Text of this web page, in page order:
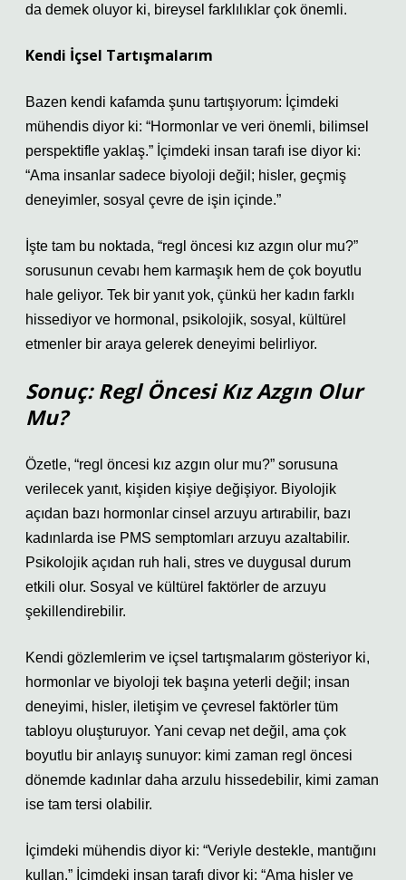
da demek oluyor ki, bireysel farklılıklar çok önemli.
Kendi İçsel Tartışmalarım
Bazen kendi kafamda şunu tartışıyorum: İçimdeki
mühendis diyor ki: “Hormonlar ve veri önemli, bilimsel
perspektifle yaklaş.” İçimdeki insan tarafı ise diyor ki:
“Ama insanlar sadece biyoloji değil; hisler, geçmiş
deneyimler, sosyal çevre de işin içinde.”
İşte tam bu noktada, “regl öncesi kız azgın olur mu?”
sorusunun cevabı hem karmaşık hem de çok boyutlu
hale geliyor. Tek bir yanıt yok, çünkü her kadın farklı
hissediyor ve hormonal, psikolojik, sosyal, kültürel
etmenler bir araya gelerek deneyimi belirliyor.
Sonuç: Regl Öncesi Kız Azgın Olur
Mu?
Özetle, “regl öncesi kız azgın olur mu?” sorusuna
verilecek yanıt, kişiden kişiye değişiyor. Biyolojik
açıdan bazı hormonlar cinsel arzuyu artırabilir, bazı
kadınlarda ise PMS semptomları arzuyu azaltabilir.
Psikolojik açıdan ruh hali, stres ve duygusal durum
etkili olur. Sosyal ve kültürel faktörler de arzuyu
şekillendirebilir.
Kendi gözlemlerim ve içsel tartışmalarım gösteriyor ki,
hormonlar ve biyoloji tek başına yeterli değil; insan
deneyimi, hisler, iletişim ve çevresel faktörler tüm
tabloyu oluşturuyor. Yani cevap net değil, ama çok
boyutlu bir anlayış sunuyor: kimi zaman regl öncesi
dönemde kadınlar daha arzulu hissedebilir, kimi zaman
ise tam tersi olabilir.
İçimdeki mühendis diyor ki: “Veriyle destekle, mantığını
kullan.” İçimdeki insan tarafı diyor ki: “Ama hisler ve